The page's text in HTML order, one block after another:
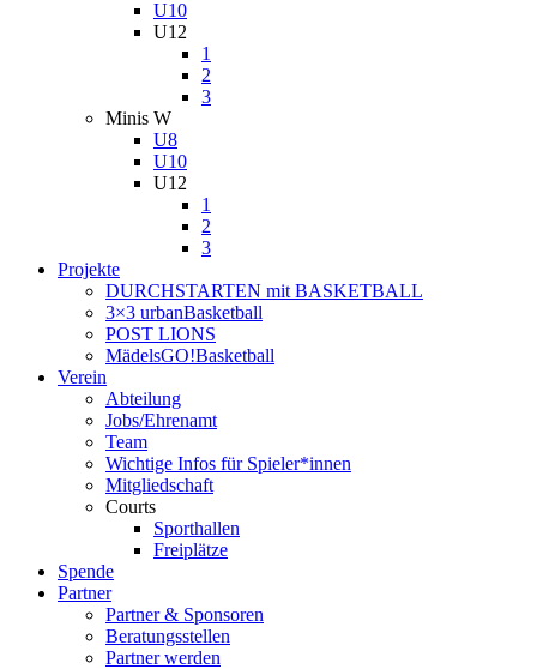
U10
U12
1
2
3
Minis W
U8
U10
U12
1
2
3
Projekte
DURCHSTARTEN mit BASKETBALL
3×3 urbanBasketball
POST LIONS
MädelsGO!Basketball
Verein
Abteilung
Jobs/Ehrenamt
Team
Wichtige Infos für Spieler*innen
Mitgliedschaft
Courts
Sporthallen
Freiplätze
Spende
Partner
Partner & Sponsoren
Beratungsstellen
Partner werden